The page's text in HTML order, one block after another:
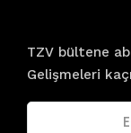
TZV bültene
Gelişmeleri